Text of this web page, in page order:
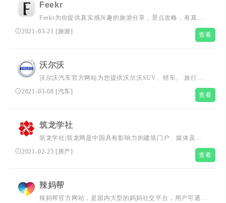
Feekr
Feekr为你提供真实感兴趣的旅游分享，景点攻略，有真实
的用户旅游经历，漂亮的旅游图片。Feekr，与友分享温暖
2021-03-21 [旅游] 查看
沃尔沃
沃尔沃汽车官方网站为您提供沃尔沃SUV、轿车、 旅行
车、越野车、新能源车等各类新款车型报价及图片等信息，
如沃尔沃S90、沃尔沃S60、沃尔沃XC60、沃尔沃XC40、
尔沃汽车官方网站...
2021-03-08 [汽车] 查看
筑龙学社
筑龙学社|筑龙网是中国具有影响力的建筑门户、媒体及社
区，主要面向房地产、建筑设计、施工、造价等建设领域专
业人群提供：建筑新闻、建筑资料、建筑图片、建筑视频、
2021-02-25 [房产] 查看
辣妈帮
辣妈帮官方网站，是国内大型的妈妈社交平台，用户可通过